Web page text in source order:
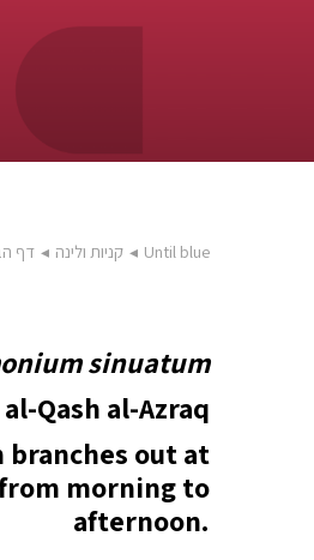
דף ◂ קניות ולינה ◂ Until blue
sinuatum
Qash al-Azraq
out at
morning to
afternoon.